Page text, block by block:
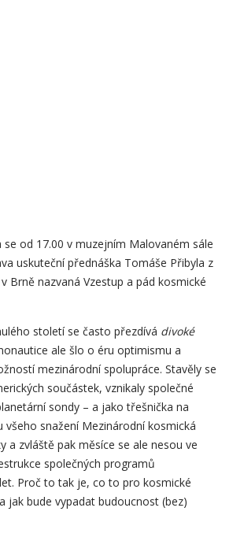
se od 17.00 v muzejním Malovaném sále
uskuteční přednáška Tomáše Přibyla z
Brně nazvaná Vzestup a pád kosmické
století se často přezdívá divoké
ale šlo o éru optimismu a
mezinárodní spolupráce. Stavěly se
součástek, vznikaly společné
sondy – a jako třešnička na
všeho snažení Mezinárodní kosmická
a zvláště pak měsíce se ale nesou ve
společných programů
Proč to tak je, co to pro kosmické
jak bude vypadat budoucnost (bez)